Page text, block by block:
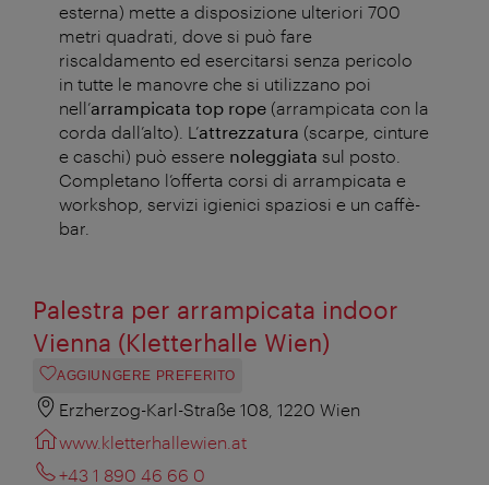
esterna) mette a disposizione ulteriori 700
metri quadrati, dove si può fare
riscaldamento ed esercitarsi senza pericolo
in tutte le manovre che si utilizzano poi
nell’arrampicata top rope (arrampicata con la
corda dall’alto). L’attrezzatura (scarpe, cinture
e caschi) può essere noleggiata sul posto.
Completano l’offerta corsi di arrampicata e
workshop, servizi igienici spaziosi e un caffè-
bar.
Palestra per arrampicata indoor
Vienna (Kletterhalle Wien)
AGGIUNGERE PREFERITO
Erzherzog-Karl-Straße 108, 1220 Wien
www.kletterhallewien.at
+43 1 890 46 66 0